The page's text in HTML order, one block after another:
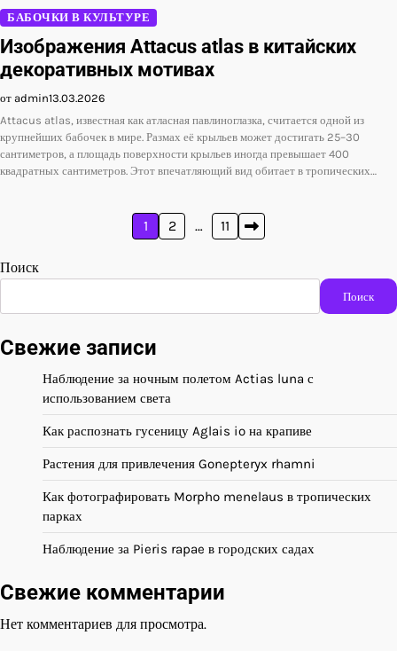
БАБОЧКИ В КУЛЬТУРЕ
Изображения Attacus atlas в китайских
декоративных мотивах
от admin13.03.2026
Attacus atlas, известная как атласная павлиноглазка, считается одной из
крупнейших бабочек в мире. Размах её крыльев может достигать 25–30
сантиметров, а площадь поверхности крыльев иногда превышает 400
квадратных сантиметров. Этот впечатляющий вид обитает в тропических…
записей
1 2 … 11
Поиск
Поиск
Свежие записи
Наблюдение за ночным полетом Actias luna с
использованием света
Как распознать гусеницу Aglais io на крапиве
Растения для привлечения Gonepteryx rhamni
Как фотографировать Morpho menelaus в тропических
парках
Наблюдение за Pieris rapae в городских садах
Свежие комментарии
Нет комментариев для просмотра.